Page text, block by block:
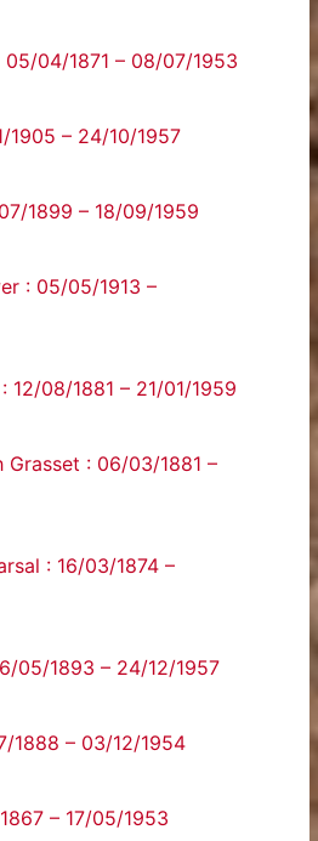
05/04/1871 – 08/07/1953
1905 – 24/10/1957
1899 – 18/09/1959
: 05/05/1913 –
12/08/1881 – 21/01/1959
Grasset : 06/03/1881 –
: 16/03/1874 –
05/1893 – 24/12/1957
1888 – 03/12/1954
– 17/05/1953